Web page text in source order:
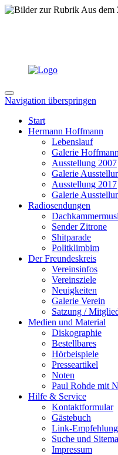
Navigation überspringen
Start
Hermann Hoffmann
Lebenslauf
Galerie Hoffmann
Ausstellung 2007
Galerie
Ausstellung 2017
Galerie
Radiosendungen
Sender Zitrone
Shitparade
Politklimbim
Der Freundeskreis
Vereinsinfos
Vereinsziele
Neuigkeiten
Galerie Verein
Satzung /
Medien und Material
Diskographie
Bestellbares
Hörbeispiele
Presseartikel
Noten
Paul Rohde mit
Hilfe & Service
Kontaktformular
Gästebuch
Link-
Suche und
Impressum